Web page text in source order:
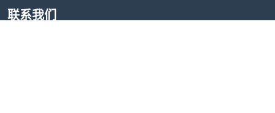
联系我们